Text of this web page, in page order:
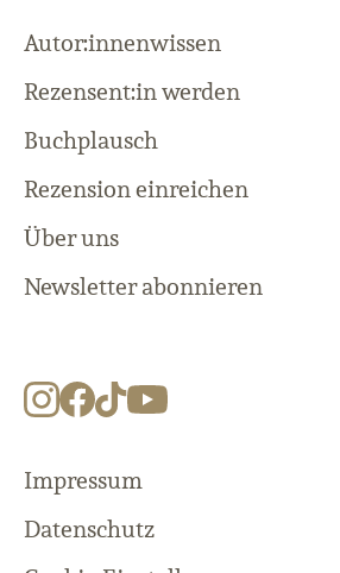
Autor:innenwissen
Rezensent:in werden
Buchplausch
Rezension einreichen
Über uns
Newsletter abonnieren
Impressum
Datenschutz